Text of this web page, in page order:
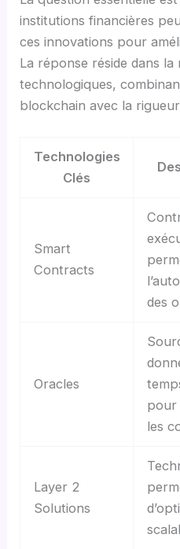
institutions financières
ces innovations pour
La réponse réside dans
technologiques,
blockchain avec la
Technologies
Clés
Smart
Contracts
des
Oracles
pour
les
Layer 2
Solutions